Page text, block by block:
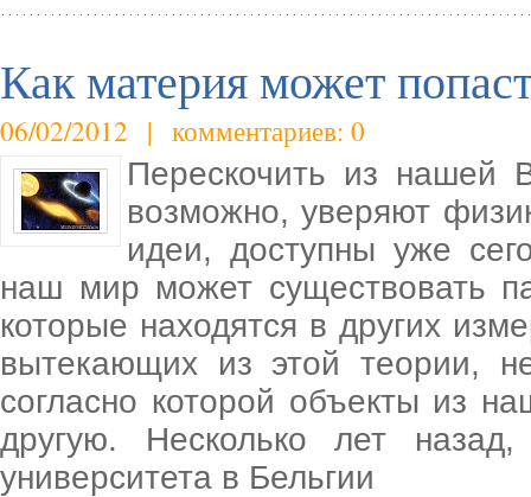
Как материя может
06/02/2012 | комментариев: 0
Перескочить из нашей
возможно, уверяют
идеи, доступны уже
наш мир может существовать
которые находятся в других
вытекающих из этой теории,
согласно которой объекты из
другую. Несколько лет
университета в Бельгии